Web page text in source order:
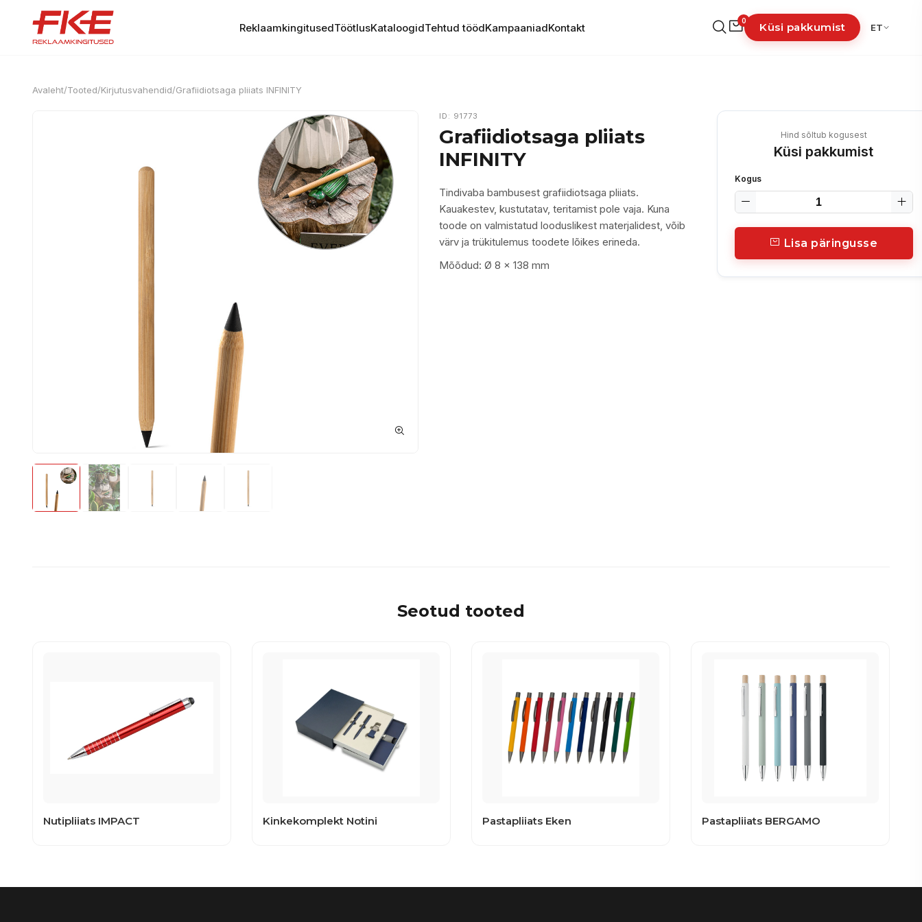
ReklaamkingitusedTöötlusKataloogidTehtud töödKampaaniadKontakt
0
Küsi pakkumist ET
Avaleht/Tooted/Kirjutusvahendid/Grafiidiotsaga pliiats INFINITY
ID: 91773
Grafiidiotsaga pliiats
INFINITY
Tindivaba bambusest grafiidiotsaga pliiats.
Kauakestev, kustutatav, teritamist pole vaja. Kuna
toode on valmistatud looduslikest materjalidest, võib
värv ja trükitulemus toodete lõikes erineda.
Mõõdud: Ø 8 x 138 mm
Hind sõltub kogusest
Küsi pakkumist
Kogus
Lisa päringusse
Seotud tooted
Nutipliiats IMPACT Kinkekomplekt Notini Pastapliiats Eken Pastapliiats BERGAMO